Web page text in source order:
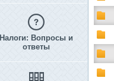
Налоги: Вопросы и
ответы